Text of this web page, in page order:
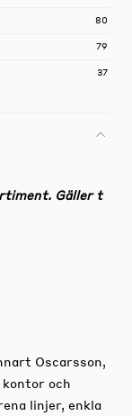
80
79
37
Gäller t
Oscarsson,
och
linjer, enkla